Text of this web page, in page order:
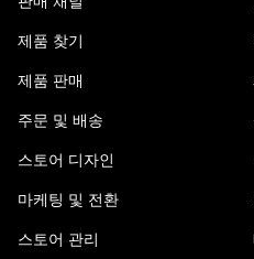
제품 찾기
제품 판매
주문 및 배송
스토어 디자인
마케팅 및 전환
스토어 관리